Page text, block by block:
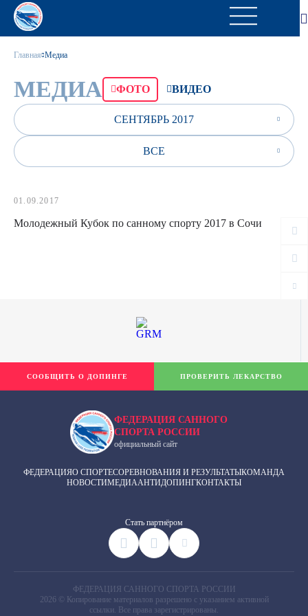
Главная Медиа
МЕДИА ФОТО ВИДЕО
СЕНТЯБРЬ 2017
ВСЕ
01.09.2017
Молодежный Кубок по санному спорту 2017 в Сочи
ФЕДЕРАЦИЯ САННОГО
СПОРТА РОССИИ
официальный сайт
ФЕДЕРАЦИЯО СПОРТЕСОРЕВНОВАНИЯ И РЕЗУЛЬТАТЫКОМАНДА
НОВОСТИМЕДИААНТИДОПИНГКОНТАКТЫ
Cтать партнёром
СООБЩИТЬ О ДОПИНГЕ ПРОВЕРИТЬ ЛЕКАРСТВО
ФЕДЕРАЦИЯ САННОГО СПОРТА РОССИИ
2026 © Копирование материалов разрешено с указанием активной
ссылки. Все права зарегистрированы.